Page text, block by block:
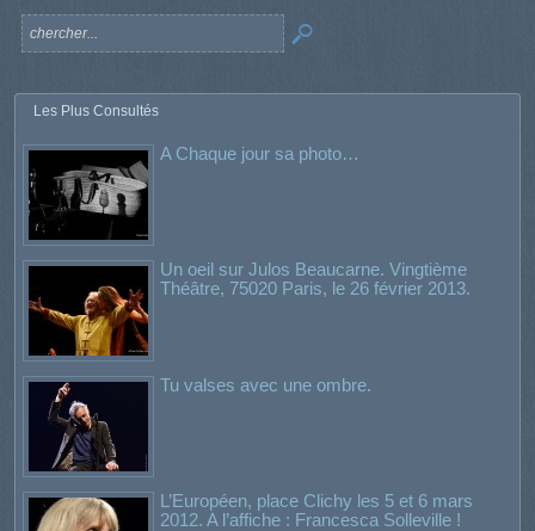
Les Plus Consultés
A Chaque jour sa photo…
Un oeil sur Julos Beaucarne. Vingtième
Théâtre, 75020 Paris, le 26 février 2013.
Tu valses avec une ombre.
L’Européen, place Clichy les 5 et 6 mars
2012. A l’affiche : Francesca Solleville !